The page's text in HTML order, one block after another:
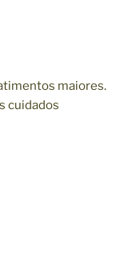
maiores.
cuidados